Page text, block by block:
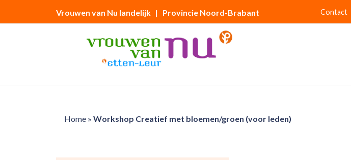
Vrouwen van Nu landelijk | Provincie Noord-Brabant Contact
Home» Workshop Creatief met bloemen/groen (voor leden)